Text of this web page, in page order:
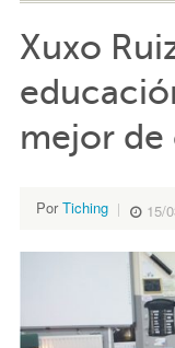
Xuxo
mejor de
PorTiching 15/